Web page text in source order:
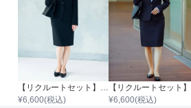
【リクルートセット】テーラードジャケットスーツ
¥6,600(税込)
¥6,600(税込)